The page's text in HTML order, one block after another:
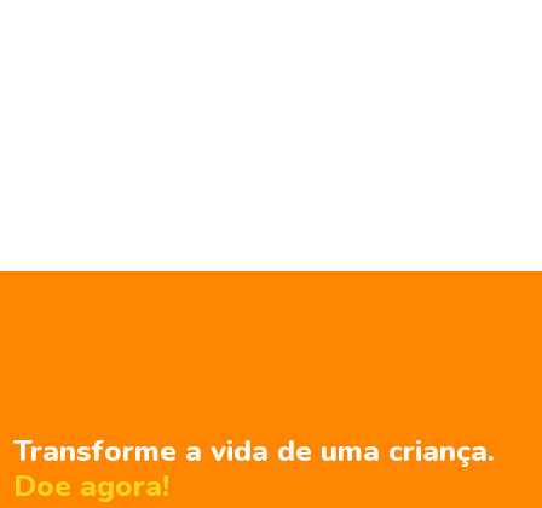
Transforme a vida de uma criança.
Doe agora!